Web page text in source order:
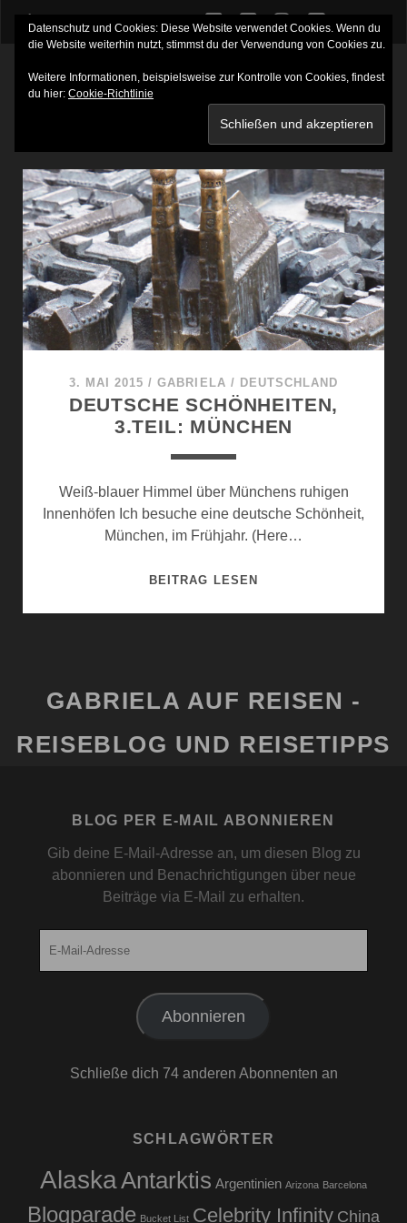
twitterfacebookinstagram
youtube
3. MAI 2015 /GABRIELA / DEUTSCHLAND
DEUTSCHE SCHÖNHEITEN,
3.TEIL: MÜNCHEN
Weiß-blauer Himmel über Münchens ruhigen
Innenhöfen Ich besuche eine deutsche Schönheit,
München, im Frühjahr. (Here…
BEITRAG LESENDEUTSCHE
GABRIELA AUF REISEN -
REISEBLOG UND REISETIPPS
BLOG PER E-MAIL ABONNIEREN
Gib deine E-Mail-Adresse an, um diesen Blog zu
abonnieren und Benachrichtigungen über neue
Beiträge via E-Mail zu erhalten.
Abonnieren
Schließe dich 74 anderen Abonnenten an
SCHLAGWÖRTER
AlaskaAntarktis Argentinien Arizona Barcelona
Blogparade Bucket List Celebrity Infinity China
Datenschutz und Cookies: Diese Website verwendet Cookies. Wenn du
die Website weiterhin nutzt, stimmst du der Verwendung von Cookies zu.
Weitere Informationen, beispielsweise zur Kontrolle von Cookies, findest
du hier: Cookie-Richtlinie